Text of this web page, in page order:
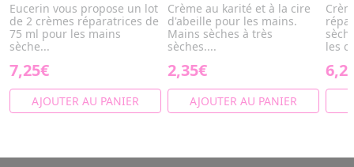
Eucerin vous propose un lot
de 2 crèmes réparatrices de
75 ml pour les mains
sèche...
7,25€
AJOUTER AU PANIER
Crème au karité et à la cire
d'abeille pour les mains.
Mains sèches à très
sèches....
2,35€
AJOUTER AU PANIER
les